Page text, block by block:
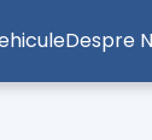
Despre